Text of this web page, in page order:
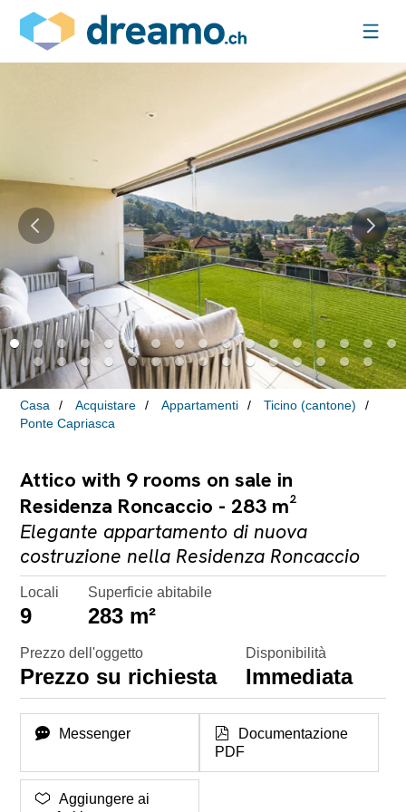
Casa Acquistare Appartamenti
Ticino (cantone)
Ponte Capriasca
Attico with 9 rooms on sale in
Residenza Roncaccio - 283 m²
Elegante appartamento di nuova
costruzione nella Residenza Roncaccio
Locali
9
Superficie abitabile
283 m²
Prezzo dell'oggetto
Prezzo su richiesta
Disponibilità
Immediata
Messenger
Documentazione
PDF
Aggiungere ai